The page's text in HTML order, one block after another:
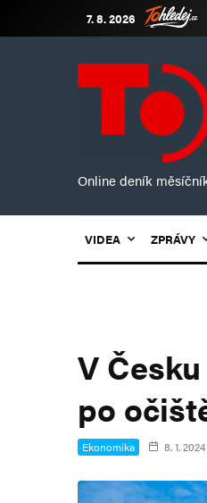
7. 8. 2026
Online deník
VIDEA ZPRÁVY
V
po
Ekonomika 8. 1. 2024